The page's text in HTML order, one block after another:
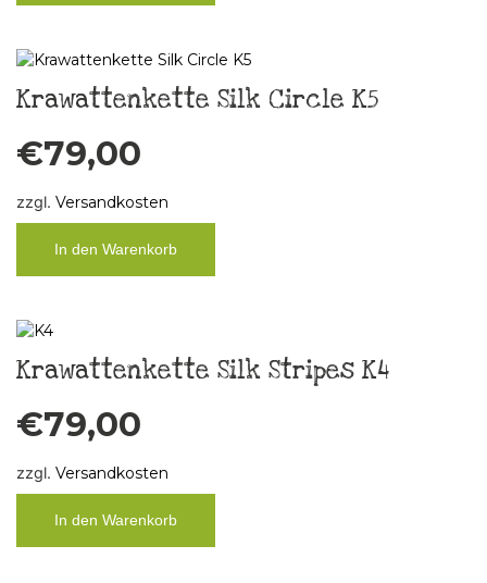
Krawattenkette Silk Circle K5
€79,00
zzgl. Versandkosten
In den Warenkorb
Krawattenkette Silk Stripes K4
€79,00
zzgl. Versandkosten
In den Warenkorb